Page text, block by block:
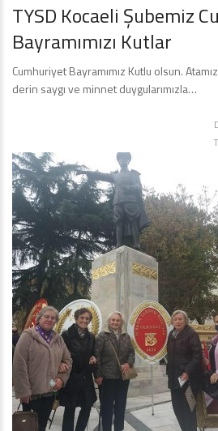
TYSD Kocaeli Şubemiz
Bayramımızı Kutlar
Cumhuriyet Bayramımız Kutlu olsun.
derin saygı ve minnet duygularımızla…